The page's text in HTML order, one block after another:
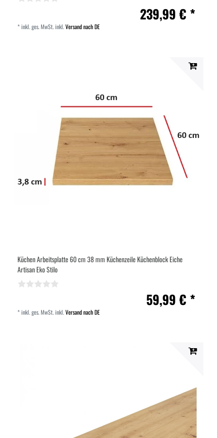
239,99 € *
*inkl. ges. MwSt.inkl.Versand nach DE
Küchen Arbeitsplatte 60 cm 38 mm Küchenzeile Küchenblock Eiche
Artisan Eko Stilo
59,99 € *
*inkl. ges. MwSt.inkl.Versand nach DE